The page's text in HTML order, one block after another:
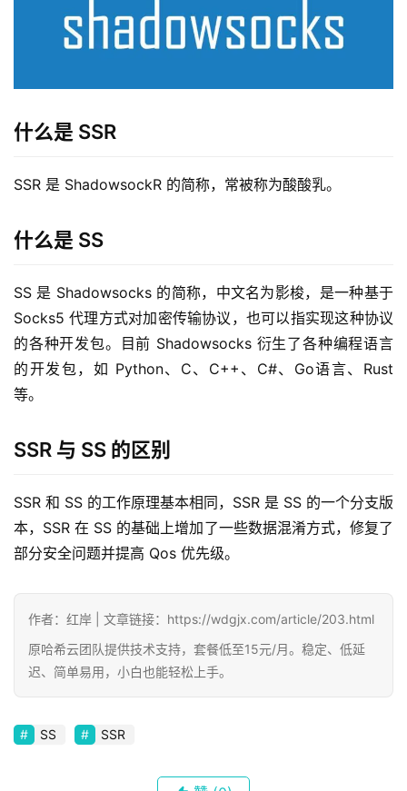
什么是 SSR
SSR 是 ShadowsockR 的简称，常被称为酸酸乳。
什么是 SS
SS 是 Shadowsocks 的简称，中文名为影梭，是一种基于
Socks5 代理方式对加密传输协议，也可以指实现这种协议
的各种开发包。目前 Shadowsocks 衍生了各种编程语言
的开发包，如 Python、C、C++、C#、Go语言、Rust
等。
SSR 与 SS 的区别
SSR 和 SS 的工作原理基本相同，SSR 是 SS 的一个分支版
本，SSR 在 SS 的基础上增加了一些数据混淆方式，修复了
部分安全问题并提高 Qos 优先级。
作者：红岸 | 文章链接：https://wdgjx.com/article/203.html
原哈希云团队提供技术支持，套餐低至15元/月。稳定、低延
迟、简单易用，小白也能轻松上手。
SS SSR